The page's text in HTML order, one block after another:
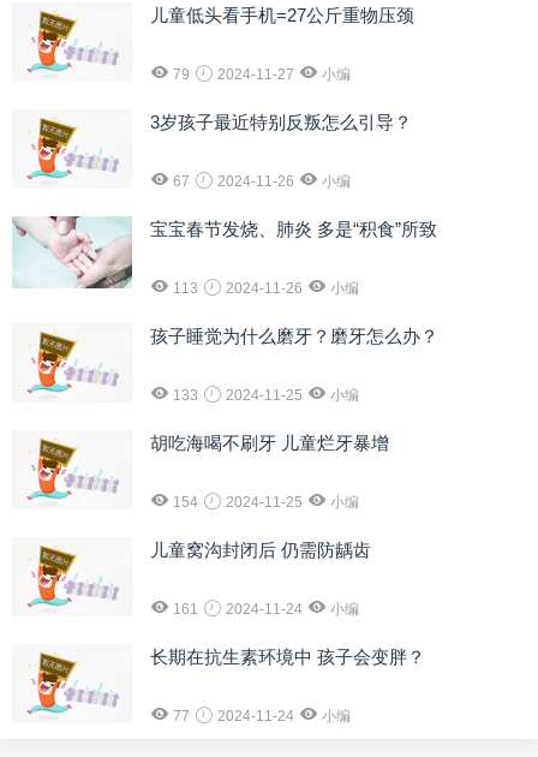
儿童低头看手机=27公斤重物压颈
79 2024-11-27 小编
3岁孩子最近特别反叛怎么引导？
67 2024-11-26 小编
宝宝春节发烧、肺炎 多是“积食”所致
113 2024-11-26 小编
孩子睡觉为什么磨牙？磨牙怎么办？
133 2024-11-25 小编
胡吃海喝不刷牙 儿童烂牙暴增
154 2024-11-25 小编
儿童窝沟封闭后 仍需防龋齿
161 2024-11-24 小编
长期在抗生素环境中 孩子会变胖？
77 2024-11-24 小编